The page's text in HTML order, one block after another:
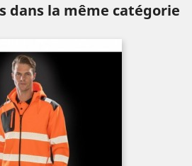
dans la même catégorie